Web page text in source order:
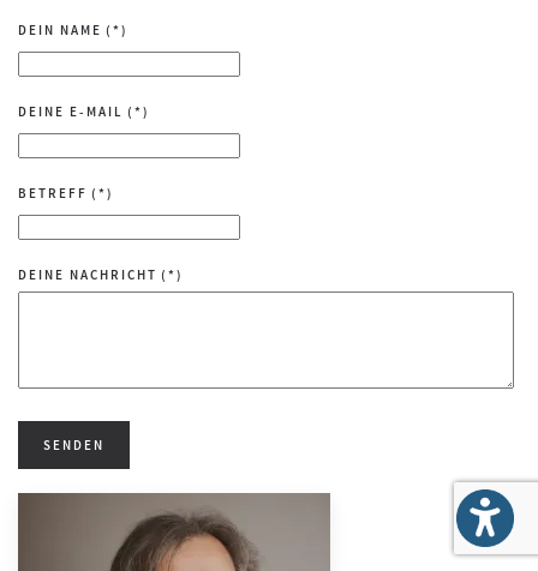
DEIN NAME (*)
DEINE E-MAIL (*)
BETREFF (*)
DEINE NACHRICHT (*)
SENDEN